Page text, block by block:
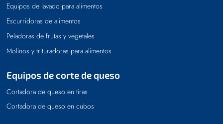
Equipos de lavado para alimentos
Escurridoras de alimentos
Peladoras de frutas y vegetales
Molinos y trituradoras para alimentos
Equipos de corte de queso
Cortadora de queso en tiras
Cortadora de queso en cubos